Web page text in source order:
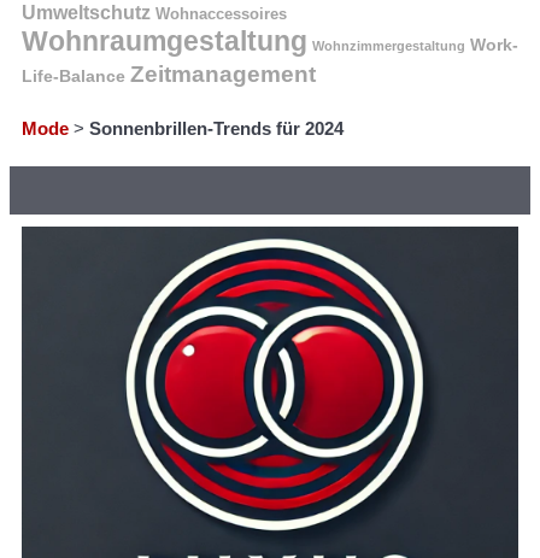
Umweltschutz Wohnaccessoires
Wohnraumgestaltung Wohnzimmergestaltung Work-
Life-Balance Zeitmanagement
Mode > Sonnenbrillen-Trends für 2024